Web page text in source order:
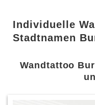
Individuelle
Stadtnamen
Wandtattoo